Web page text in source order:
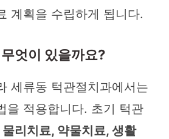
계획을 수립하게 됩니다.
엇이 있을까요?
세류동 턱관절치과에서는
을 적용합니다. 초기 턱관
물리치료, 약물치료, 생활